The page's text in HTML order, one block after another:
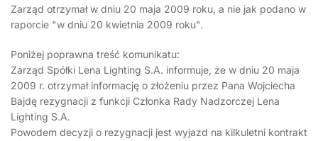
Zarząd otrzymał w dniu 20 maja 2009 roku, a nie jak podano w
raporcie "w dniu 20 kwietnia 2009 roku".
Poniżej poprawna treść komunikatu:
Zarząd Spółki Lena Lighting S.A. informuje, że w dniu 20 maja
2009 r. otrzymał informację o złożeniu przez Pana Wojciecha
Bajdę rezygnacji z funkcji Członka Rady Nadzorczej Lena
Lighting S.A.
Powodem decyzji o rezygnacji jest wyjazd na kilkuletni kontrakt